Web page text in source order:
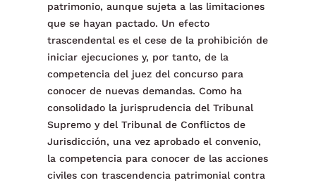
patrimonio, aunque sujeta a las limitaciones
que se hayan pactado. Un efecto
trascendental es el cese de la prohibición de
iniciar ejecuciones y, por tanto, de la
competencia del juez del concurso para
conocer de nuevas demandas. Como ha
consolidado la jurisprudencia del Tribunal
Supremo y del Tribunal de Conflictos de
Jurisdicción, una vez aprobado el convenio,
la competencia para conocer de las acciones
civiles con trascendencia patrimonial contra